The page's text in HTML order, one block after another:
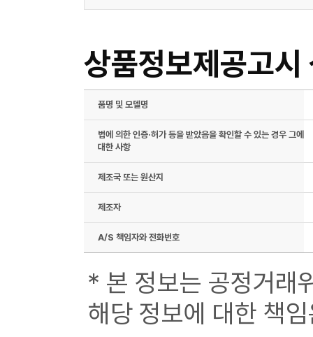
상품정보제공고시
품명 및 모델명
법에 의한 인증·허가 등을 받았음을 확인할 수 있는 경우 그에
대한 사항
제조국 또는 원산지
제조자
A/S 책임자와 전화번호
* 본 정보는 공정거래
해당 정보에 대한 책